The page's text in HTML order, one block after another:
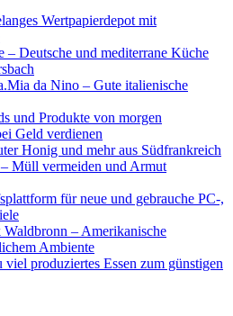
Wertpapierdepot mit
– Deutsche und mediterrane Küche
da Nino – Gute italienische
und Produkte von morgen
Geld verdienen
Honig und mehr aus Südfrankreich
Müll vermeiden und Armut
für neue und gebrauche PC-,
Waldbronn – Amerikanische
Ambiente
produziertes Essen zum günstigen